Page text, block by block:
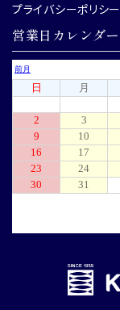
プライバシーポリシー
営業日カレンダー